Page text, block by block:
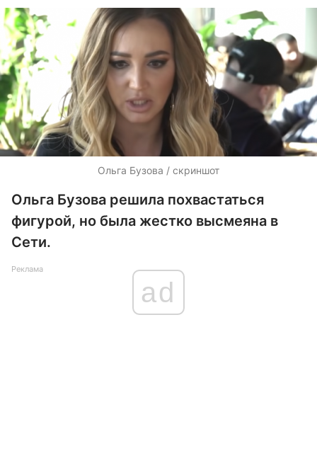
Ольга Бузова / скриншот
Ольга Бузова решила похвастаться
фигурой, но была жестко высмеяна в
Сети.
Реклама
ad